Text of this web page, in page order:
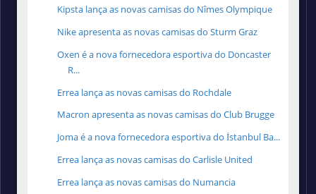
Kipsta lança as novas camisas do Nîmes Olympique
Nike apresenta as novas camisas do Sturm Graz
Oxen é a nova fornecedora esportiva do Doncaster
R...
Errea lança as novas camisas do Rochdale
Macron apresenta as novas camisas do Club Brugge
Joma é a nova fornecedora esportiva do İstanbul Ba...
Errea lança as novas camisas do Carlisle United
Errea lança as novas camisas do Numancia